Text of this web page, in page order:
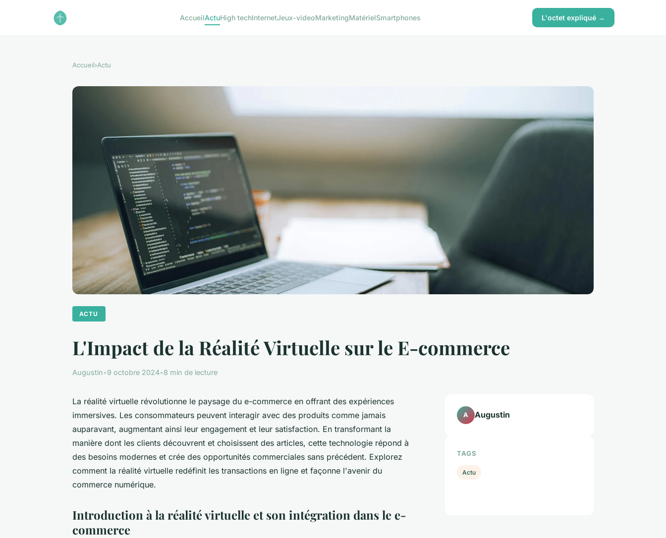
AccueilActuHigh techInternetJeux-videoMarketingMatérielSmartphones L'octet expliqué →
Accueil›Actu
ACTU
L'Impact de la Réalité Virtuelle sur le E-commerce
Augustin•9 octobre 2024•8 min de lecture
La réalité virtuelle révolutionne le paysage du e-commerce en offrant des expériences
immersives. Les consommateurs peuvent interagir avec des produits comme jamais
auparavant, augmentant ainsi leur engagement et leur satisfaction. En transformant la
manière dont les clients découvrent et choisissent des articles, cette technologie répond à
des besoins modernes et crée des opportunités commerciales sans précédent. Explorez
comment la réalité virtuelle redéfinit les transactions en ligne et façonne l'avenir du
commerce numérique.
Introduction à la réalité virtuelle et son intégration dans le e-
commerce
A Augustin
TAGS
Actu